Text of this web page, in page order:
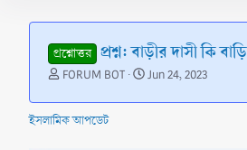
প্রশ্নোত্তর প্রশ্ন: বাড়ীর দাসী কি
T
r
e
FORUM BOT
S
a
Jun 24, 2023
ইসলামিক আপডেট